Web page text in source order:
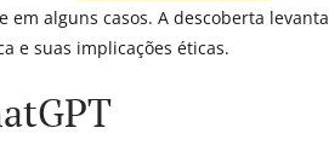
alguns casos. A descoberta levanta
e suas implicações éticas.